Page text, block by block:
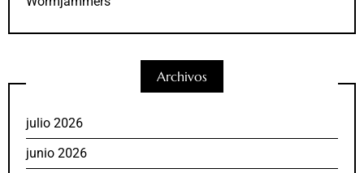
Archivos
julio 2026
junio 2026